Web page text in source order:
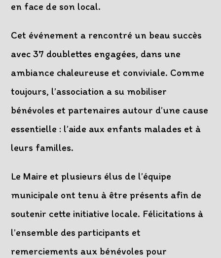
en face de son local.
Cet événement a rencontré un beau succès
avec 37 doublettes engagées, dans une
ambiance chaleureuse et conviviale. Comme
toujours, l’association a su mobiliser
bénévoles et partenaires autour d’une cause
essentielle : l’aide aux enfants malades et à
leurs familles.
Le Maire et plusieurs élus de l’équipe
municipale ont tenu à être présents afin de
soutenir cette initiative locale. Félicitations à
l’ensemble des participants et
remerciements aux bénévoles pour